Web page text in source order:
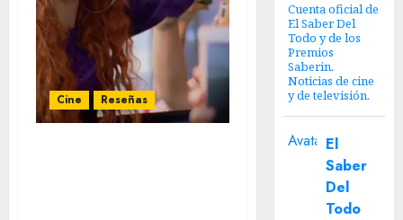
Cine Reseñas
Cuenta oficial de
El Saber Del
Todo y de los
Premios
Saberin.
Noticias de cine
y de televisión.
Avatar El
Saber
Del
Todo